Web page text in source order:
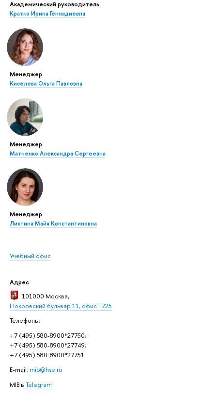
Академический руководитель
Кратко Ирина Геннадиевна
Менеджер
Киселева Ольга Павловна
Менеджер
Матненко Александра Сергеевна
Менеджер
Лихтина Майя Константиновна
Учебный офис
Адрес
101000 Москва,
Покровский бульвар 11, офис Т725
Телефоны:
+7 (495) 580-8900*27750;
+7 (495) 580-8900*27749;
+7 (495) 580-8900*27751.
E-mail: mib@hse.ru
MIB в Telegram